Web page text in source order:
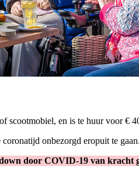
scootmobiel, en is te huur voor €
onbezorgd eropuit te
door COVID-19 van kracht